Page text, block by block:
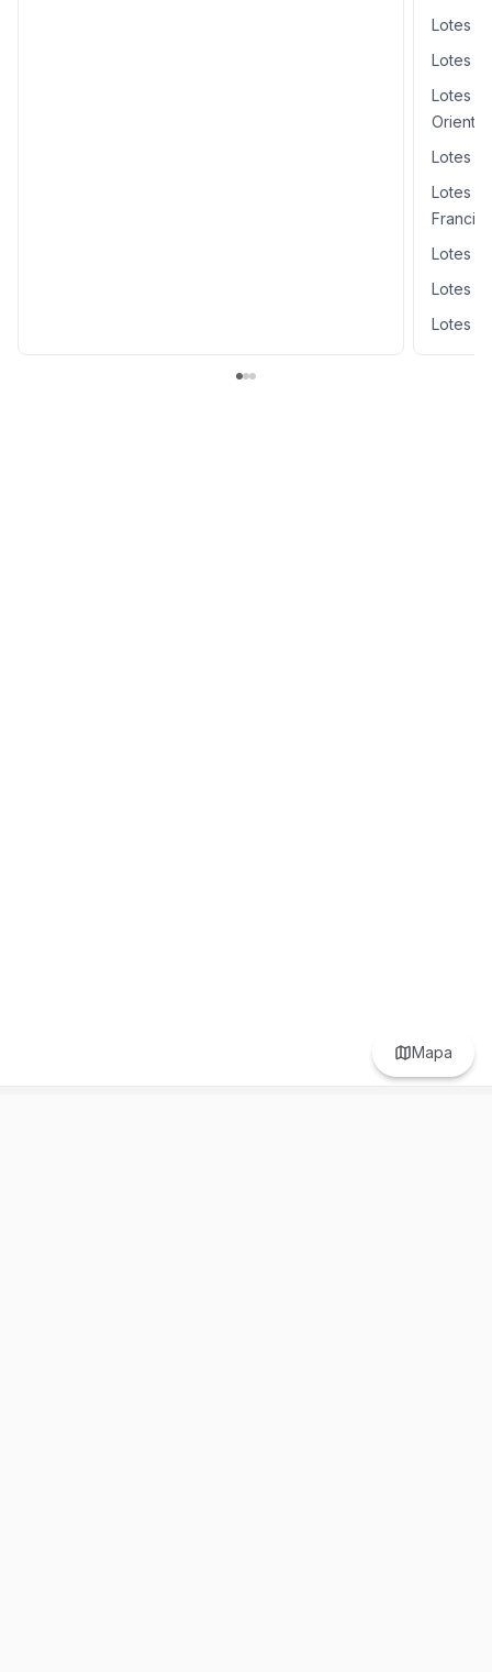
Mapa
Lotes y
Lotes y
Lotes y
Oriente
Lotes y
Lotes y
Lotes y
Lotes y
Lotes y